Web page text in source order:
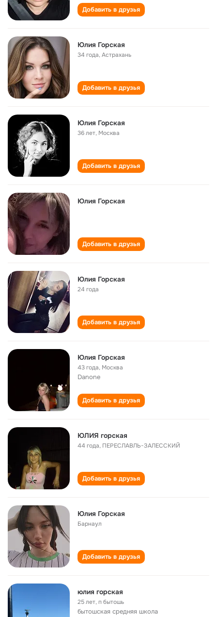
Добавить в друзья
Юлия Горская
34 года,Астрахань
Добавить в друзья
Юлия Горская
36 лет, Москва
Добавить в друзья
Юлия Горская
Добавить в друзья
Юлия Горская
24 года
Добавить в друзья
Юлия Горская
43 года, Москва
Danone
Добавить в друзья
ЮЛИЯ горская
44 года, ПЕРЕСЛАВЛЬ-ЗАЛЕССКИЙ
Добавить в друзья
Юлия Горская
Барнаул
Добавить в друзья
юлия горская
25 лет,п бытошь
бытошская cредняя школа